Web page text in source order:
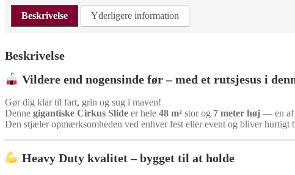
Beskrivelse Yderligere information
Beskrivelse
Vildere end nogensinde før – med et rutsjesus i
Gør dig klar til fart, grin og sug i maven!
Denne gigantiske Cirkus Slide er hele 48 m² stor og 7 meter høj — en af
Den stjæler opmærksomheden ved enhver fest eller event og bliver hurtigt
Heavy Duty kvalitet – bygget til at holde